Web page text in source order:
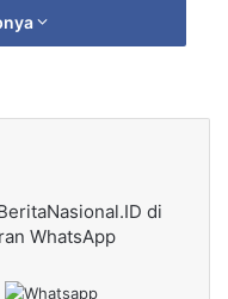
menyampaikan,
pasti karena
portal media,
hatian beliau dalam
di lingkungan
di
WhatsApp